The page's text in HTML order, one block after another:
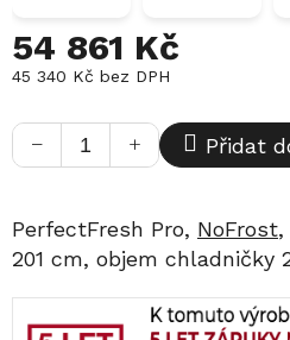
54 861 Kč
45 340 Kč bez DPH
cena:
+
− Přidat
PerfectFresh Pro, NoFrost,
201 cm, objem chladničky